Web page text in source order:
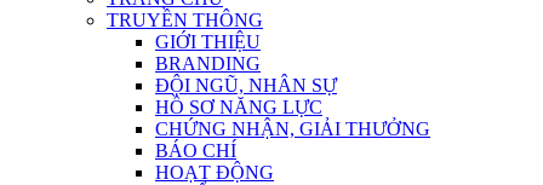
TRUYỀN THÔNG
GIỚI THIỆU
BRANDING
ĐỘI NGŨ, NHÂN SỰ
HỒ SƠ NĂNG LỰC
CHỨNG NHẬN, GIẢI THƯỞNG
BÁO CHÍ
HOẠT ĐỘNG